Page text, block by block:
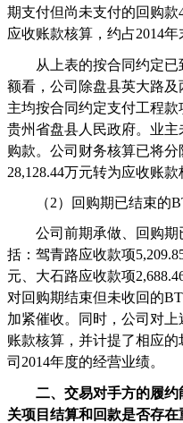
期支付但尚未支付的回购款
应收账款核算，约占2014年
从上表的按合同约定
额看，公司除盘县英大路
主均按合同约定支付工程
贵州省盘县人民政府。业
购款。公司财务核算已将分
28,128.44万元转为应收账款
（2）回购期已结束的
公司前期承做、回购
括：驾青路应收款项
元、大石路应收款项
对回购期结束但未收回的BT
加紧催收。同时，公司对上
账款核算，并计提了相应
司 2014年度的经营业绩。
二、交易对手方的履
关项目结算和回款是否存